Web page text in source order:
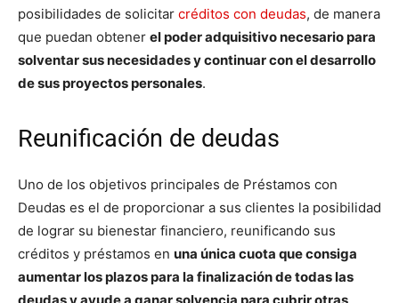
posibilidades de solicitar créditos con deudas, de manera
que puedan obtener el poder adquisitivo necesario para
solventar sus necesidades y continuar con el desarrollo
de sus proyectos personales.
Reunificación de deudas
Uno de los objetivos principales de Préstamos con
Deudas es el de proporcionar a sus clientes la posibilidad
de lograr su bienestar financiero, reunificando sus
créditos y préstamos en una única cuota que consiga
aumentar los plazos para la finalización de todas las